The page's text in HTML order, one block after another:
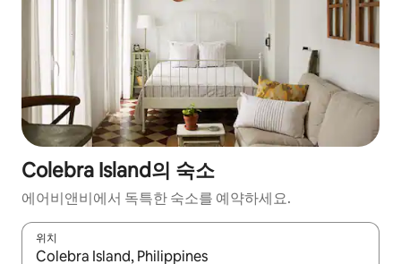
Colebra Island의 숙소
에어비앤비에서 독특한 숙소를 예약하세요.
위치
결과가 나오면 위·아래 화살표 키를 사용하거나 터치 또는 스와이